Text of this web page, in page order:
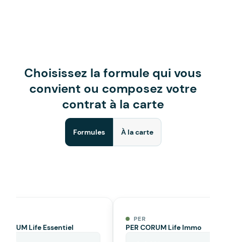
Choisissez la formule qui vous
convient ou composez votre
contrat à la carte
Formules À la carte
CORUM Life Essentiel
PER
PER CORUM Life Immo